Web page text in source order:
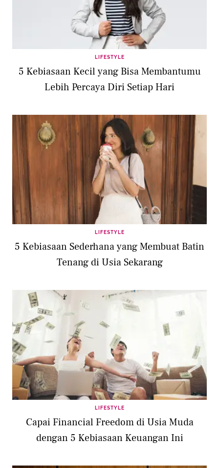
LIFESTYLE
5 Kebiasaan Kecil yang Bisa Membantumu
Lebih Percaya Diri Setiap Hari
LIFESTYLE
5 Kebiasaan Sederhana yang Membuat Batin
Tenang di Usia Sekarang
LIFESTYLE
Capai Financial Freedom di Usia Muda
dengan 5 Kebiasaan Keuangan Ini